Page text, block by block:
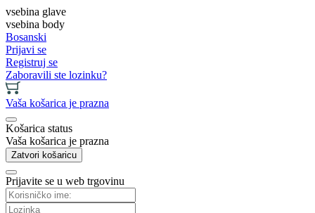
vsebina glave
vsebina body
Bosanski
Prijavi se
Registruj se
Zaboravili ste lozinku?
Vaša košarica je prazna
Košarica status
Vaša košarica je prazna
Zatvori košaricu
Prijavite se u web trgovinu